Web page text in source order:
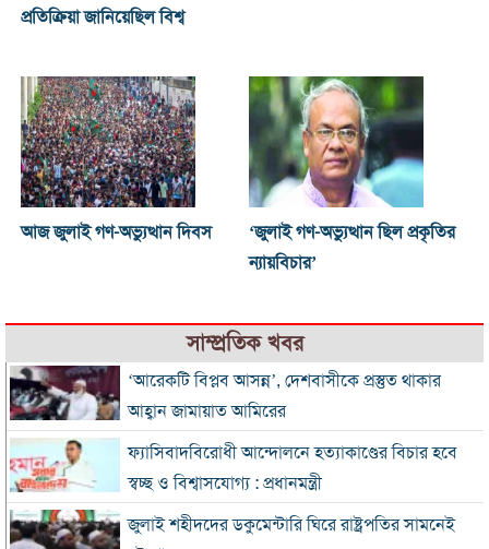
প্রতিক্রিয়া জানিয়েছিল বিশ্ব
আজ জুলাই গণ-অভ্যুত্থান দিবস
‘জুলাই গণ-অভ্যুত্থান ছিল প্রকৃতির
ন্যায়বিচার’
সাম্প্রতিক খবর
‘আরেকটি বিপ্লব আসন্ন’, দেশবাসীকে প্রস্তুত থাকার
আহ্বান জামায়াত আমিরের
ফ্যাসিবাদবিরোধী আন্দোলনে হত্যাকাণ্ডের বিচার হবে
স্বচ্ছ ও বিশ্বাসযোগ্য : প্রধানমন্ত্রী
জুলাই শহীদদের ডকুমেন্টারি ঘিরে রাষ্ট্রপতির সামনেই